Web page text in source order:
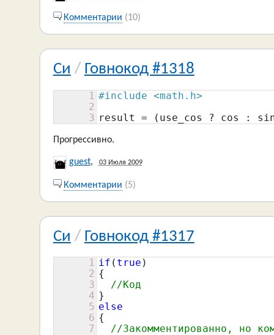
Комментарии (10)
Си / Говнокод #1318
1
2
3
#include <math.h>
result = (use_cos ? cos :
Прогрессивно.
guest, 03 Июля 2009
Комментарии (5)
Си / Говнокод #1317
1
2
3
4
5
6
7
if ( true )
{
//Код
else
{
//Закомментированно, но